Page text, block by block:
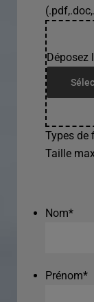
Déposez
Types de
Taille
Nom*
Prénom*